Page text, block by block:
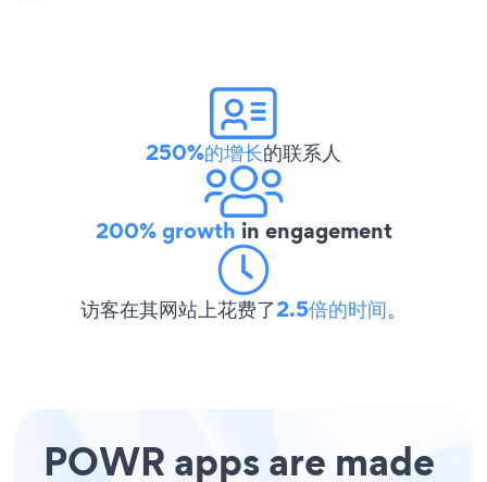
250%的增长的联系人
200% growth in engagement
访客在其网站上花费了2.5倍的时间。
POWR apps are made